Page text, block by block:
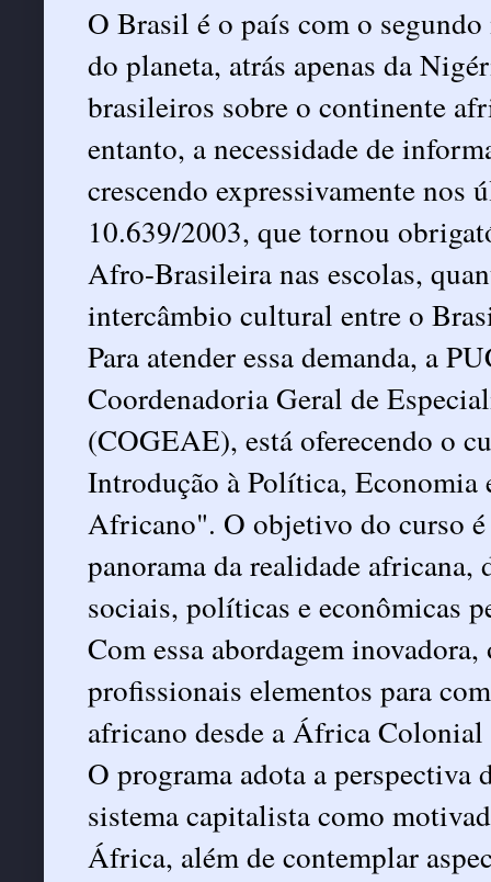
O Brasil é o país com o
do planeta, atrás apenas da
brasileiros sobre o continente
entanto, a necessidade de
crescendo expressivamente nos
10.639/2003, que tornou
Afro-Brasileira nas escolas,
intercâmbio cultural entre o
Para atender essa demanda, a
Coordenadoria Geral de
(COGEAE), está oferecendo o
Introdução à Política,
Africano". O objetivo do curso
panorama da realidade africana,
sociais, políticas e econômicas
Com essa abordagem
profissionais elementos para
africano desde a África
O programa adota a perspectiva
sistema capitalista como
África, além de contemplar